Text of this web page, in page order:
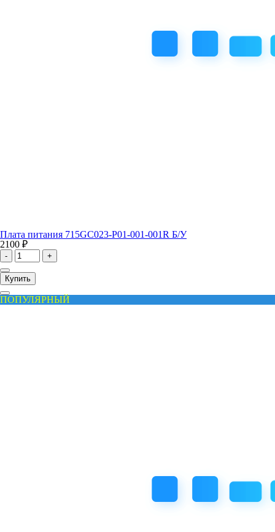
Плата питания 715GC023-P01-001-001R Б/У
2100 ₽
- +
Купить
ПОПУЛЯРНЫЙ